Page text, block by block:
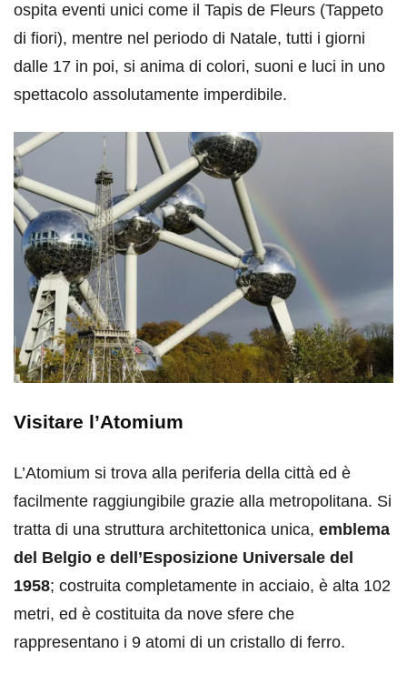
ospita eventi unici come il Tapis de Fleurs (Tappeto
di fiori), mentre nel periodo di Natale, tutti i giorni
dalle 17 in poi, si anima di colori, suoni e luci in uno
spettacolo assolutamente imperdibile.
Visitare l’Atomium
L’Atomium si trova alla periferia della città ed è
facilmente raggiungibile grazie alla metropolitana. Si
tratta di una struttura architettonica unica, emblema
del Belgio e dell’Esposizione Universale del
1958; costruita completamente in acciaio, è alta 102
metri, ed è costituita da nove sfere che
rappresentano i 9 atomi di un cristallo di ferro.